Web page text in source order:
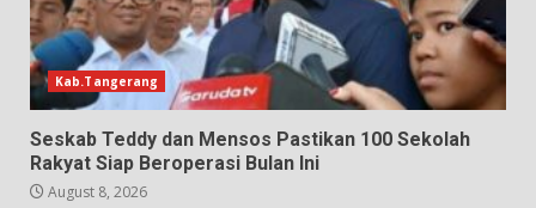
Kab.Tangerang
Seskab Teddy dan Mensos Pastikan 100 Sekolah
Rakyat Siap Beroperasi Bulan Ini
August 8, 2026